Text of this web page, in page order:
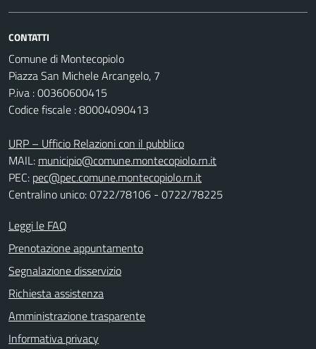
CONTATTI
Comune di Montecopiolo
Piazza San Michele Arcangelo, 7
P.iva : 00360600415
Codice fiscale : 80004090413
URP – Ufficio Relazioni con il pubblico
MAIL: municipio@comune.montecopiolo.rn.it
PEC: pec@pec.comune.montecopiolo.rn.it
Centralino unico: 0722/78106 - 0722/78225
Leggi le FAQ
Prenotazione appuntamento
Segnalazione disservizio
Richiesta assistenza
Amministrazione trasparente
Informativa privacy